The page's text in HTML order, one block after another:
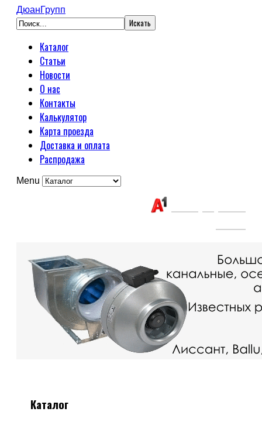
ДюанГрупп
Каталог
Статьи
Новости
О нас
Контакты
Калькулятор
Карта проезда
Доставка и оплата
Распродажа
Menu
Каталог